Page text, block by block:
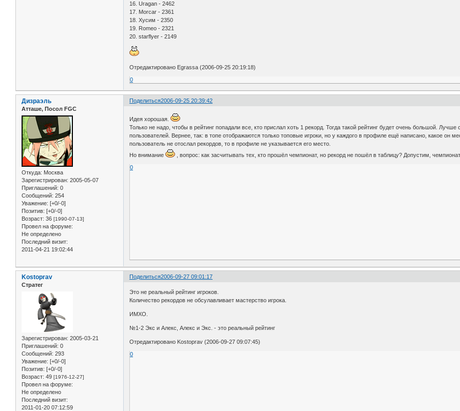
16. Uragan - 2462
17. Morcar - 2361
18. Хусим - 2350
19. Romeo - 2321
20. starflyer - 2149
Отредактировано Egrassa (2006-09-25 20:19:18)
0
Поделиться2006-09-25 20:39:42
Дизраэль
Атташе, Посол FGC
Откуда: Москва
Зарегистрирован: 2005-05-07
Приглашений: 0
Сообщений: 254
Уважение: [+0/-0]
Позитив: [+0/-0]
Возраст: 36 [1990-07-13]
Провел на форуме:
Не определено
Последний визит:
2011-04-21 19:02:44
Идея хорошая.
Только не надо, чтобы в рейтинг попадали все, кто прислал хоть 1 рекорд. Тогда такой рейтинг будет очень большой.
пользователей. Вернее, так: в топе отображаются только топовые игроки, но у каждого в профиле ещё написано, какое он
пользователь не отослал рекордов, то в профиле не указывается его место.
Но внимание
, вопрос: как засчитывать тех, кто прошёл чемпионат, но рекорд не пошёл в таблицу? Допустим,
0
Поделиться2006-09-27 09:01:17
Kostoprav
Стратег
Зарегистрирован: 2005-03-21
Приглашений: 0
Сообщений: 293
Уважение: [+0/-0]
Позитив: [+0/-0]
Возраст: 49 [1976-12-27]
Провел на форуме:
Не определено
Последний визит:
2011-01-20 07:12:59
Это не реальный рейтинг игроков.
Количество рекордов не обсулавливает мастерство игрока.
ИМХО.
№1-2 Экс и Алекс, Алекс и Экс. - это реальный рейтинг
Отредактировано Kostoprav (2006-09-27 09:07:45)
0